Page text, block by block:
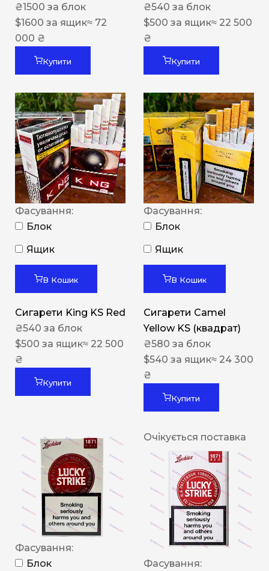
₴1500 за блок
$1600 за ящик≈ 72
000 ₴
Купити
₴540 за блок
$500 за ящик≈ 22 500
₴
Купити
Фасування:
Блок
Ящик
В Кошик
Сигарети King KS Red
₴540 за блок
$500 за ящик≈ 22 500
₴
Купити
Фасування:
Блок
Ящик
В Кошик
Сигарети Camel
Yellow KS (квадрат)
₴580 за блок
$540 за ящик≈ 24 300
₴
Купити
Фасування:
Блок
Очікується поставка
Фасування: